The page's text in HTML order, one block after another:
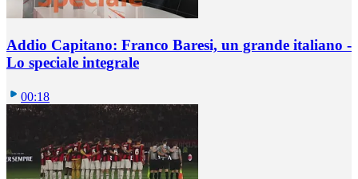
Addio Capitano: Franco Baresi, un grande italiano -
Lo speciale integrale
00:18